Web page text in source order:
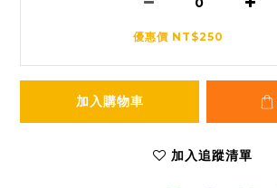
優惠價 NT$250
加入購物車
加入追蹤清單